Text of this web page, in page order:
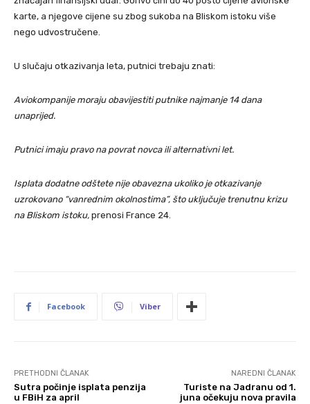
karte, a njegove cijene su zbog sukoba na Bliskom istoku više
nego udvostručene.
U slučaju otkazivanja leta, putnici trebaju znati:
Aviokompanije moraju obavijestiti putnike najmanje 14 dana
unaprijed.
Putnici imaju pravo na povrat novca ili alternativni let.
Isplata dodatne odštete nije obavezna ukoliko je otkazivanje
uzrokovano “vanrednim okolnostima”, što uključuje trenutnu krizu
na Bliskom istoku, prenosi France 24.
Facebook Viber
PRETHODNI ČLANAK
Sutra počinje isplata penzija
u FBiH za april
NAREDNI ČLANAK
Turiste na Jadranu od 1.
juna očekuju nova pravila